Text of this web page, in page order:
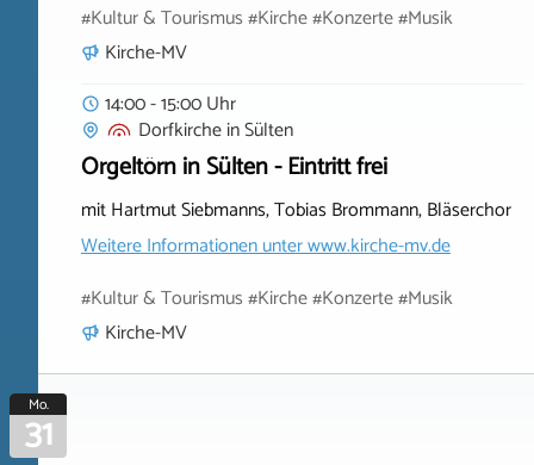
#Kultur & Tourismus #Kirche #Konzerte #Musik
Kirche-MV
14:00 - 15:00 Uhr
DorfkircheinSülten
Orgeltörn in Sülten - Eintritt frei
mit Hartmut Siebmanns, Tobias Brommann, Bläserchor
Weitere Informationen unterwww.kirche-mv.de
#Kultur & Tourismus #Kirche #Konzerte #Musik
Kirche-MV
Mo.
31